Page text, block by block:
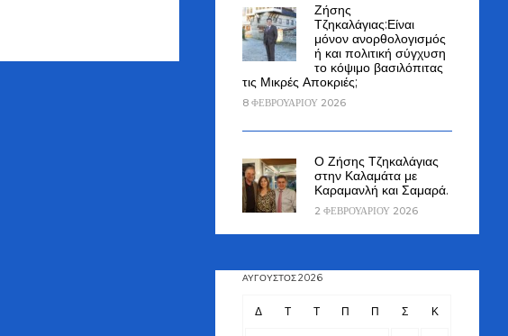
Ζήσης
Τζηκαλάγιας:Είναι
μόνον ανορθολογισμός
ή και πολιτική σύγχυση
το κόψιμο βασιλόπιτας
τις Μικρές Αποκριές;
8 ΦΕΒΡΟΥΑΡΊΟΥ 2026
Ο Ζήσης Τζηκαλάγιας
στην Καλαμάτα με
Καραμανλή και Σαμαρά.
2 ΦΕΒΡΟΥΑΡΊΟΥ 2026
ΑΎΓΟΥΣΤΟΣ 2026
Δ Τ Τ Π Π Σ Κ